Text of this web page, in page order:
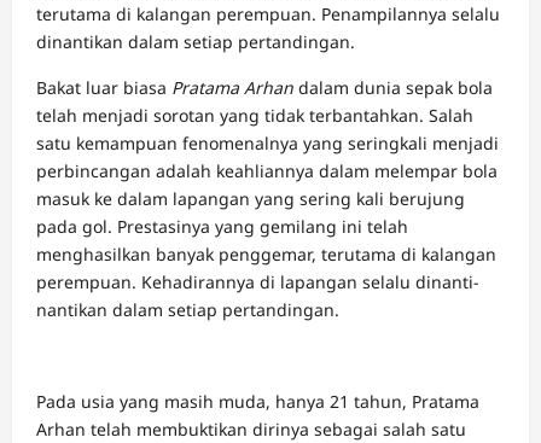
terutama di kalangan perempuan. Penampilannya selalu
dinantikan dalam setiap pertandingan.
Bakat luar biasa Pratama Arhan dalam dunia sepak bola
telah menjadi sorotan yang tidak terbantahkan. Salah
satu kemampuan fenomenalnya yang seringkali menjadi
perbincangan adalah keahliannya dalam melempar bola
masuk ke dalam lapangan yang sering kali berujung
pada gol. Prestasinya yang gemilang ini telah
menghasilkan banyak penggemar, terutama di kalangan
perempuan. Kehadirannya di lapangan selalu dinanti-
nantikan dalam setiap pertandingan.
Pada usia yang masih muda, hanya 21 tahun, Pratama
Arhan telah membuktikan dirinya sebagai salah satu